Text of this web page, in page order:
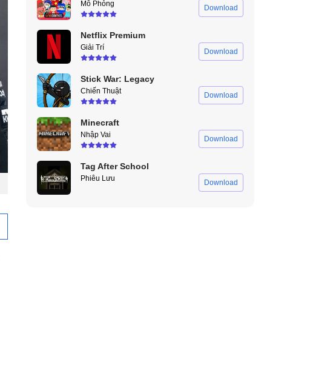
Mô Phỏng Download
Netflix Premium
Giải Trí Download
Stick War: Legacy
Chiến Thuật Download
Minecraft
Nhập Vai Download
Tag After School
Phiêu Lưu Download